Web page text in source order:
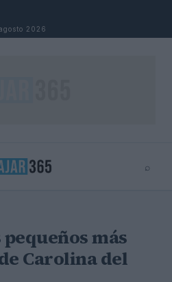
2026
⌕
más
Carolina del